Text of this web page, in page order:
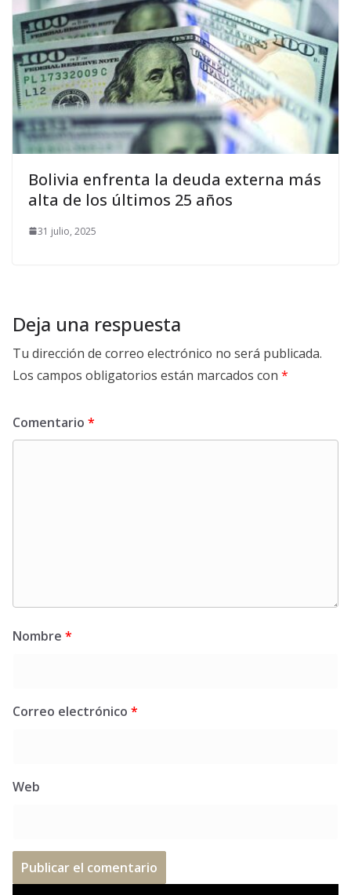
Bolivia enfrenta la deuda externa más
alta de los últimos 25 años
31 julio, 2025
Deja una respuesta
Tu dirección de correo electrónico no será publicada.
Los campos obligatorios están marcados con *
Comentario *
Nombre *
Correo electrónico *
Web